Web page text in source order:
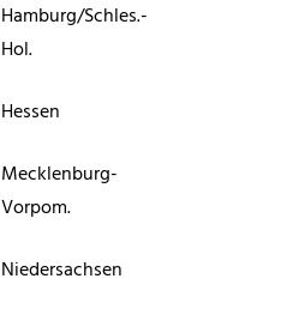
Hamburg/Schles.-
Hol.
Hessen
Mecklenburg-
Vorpom.
Niedersachsen